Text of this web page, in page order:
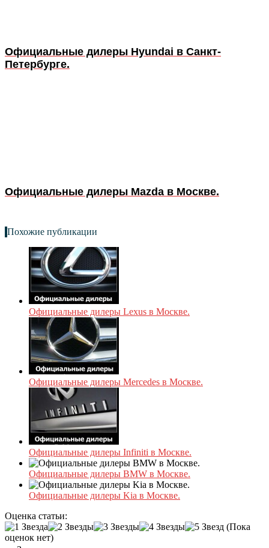
Официальные дилеры Hyundai в Санкт-
Петербурге.
Официальные дилеры Mazda в Москве.
Похожие публикации
Официальные дилеры Lexus в Москве.
Официальные дилеры Mercedes в Москве.
Официальные дилеры Infiniti в Москве.
Официальные дилеры BMW в Москве.
Официальные дилеры Kia в Москве.
Оценка статьи:
(Пока
оценок нет)